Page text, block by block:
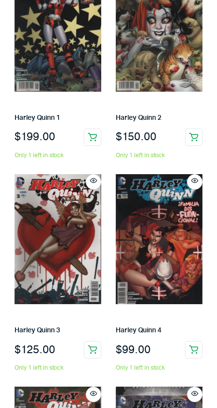
Harley Quinn 1
$199.00
Only 1 left in stock
Harley Quinn 2
$150.00
Only 1 left in stock
Harley Quinn 3
$125.00
Only 1 left in stock
Harley Quinn 4
$99.00
Only 1 left in stock